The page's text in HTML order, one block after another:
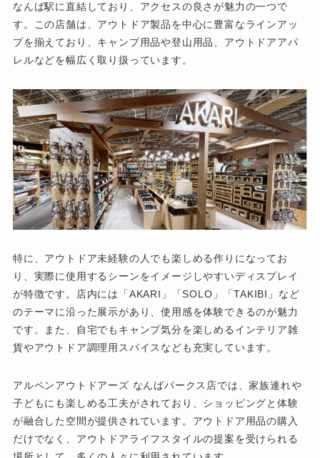
なんば駅に直結しており、アクセスの良さが魅力の一つで
す。この店舗は、アウトドア製品を中心に豊富なラインアッ
プを揃えており、キャンプ用品や登山用品、アウトドアアパ
レルなどを幅広く取り扱っています。
特に、アウトドア未経験の人でも楽しめる作りになってお
り、実際に使用するシーンをイメージしやすいディスプレイ
が特徴です。店内には「AKARI」「SOLO」「TAKIBI」など
のテーマに沿った展示があり、使用感を体験できるのが魅力
です。また、自宅でもキャンプ気分を楽しめるインテリア雑
貨やアウトドア調理用スパイスなども充実しています。
アルペンアウトドアーズ なんばパークス店では、家族連れや
子どもにも楽しめる工夫がされており、ショッピングと体験
が融合した空間が提供されています。アウトドア用品の購入
だけでなく、アウトドアライフスタイルの提案を受けられる